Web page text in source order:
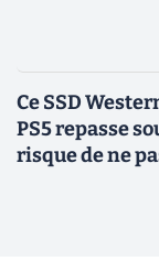
Ce SSD
PS5 repasse
risque de ne